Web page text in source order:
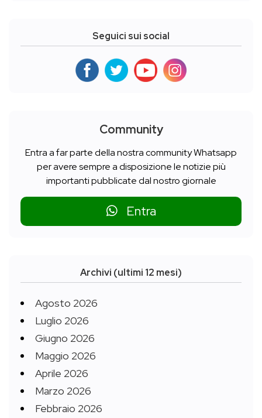
Seguici sui social
Community
Entra a far parte della nostra community Whatsapp
per avere sempre a disposizione le notizie più
importanti pubblicate dal nostro giornale
Entra
Archivi (ultimi 12 mesi)
Agosto 2026
Luglio 2026
Giugno 2026
Maggio 2026
Aprile 2026
Marzo 2026
Febbraio 2026